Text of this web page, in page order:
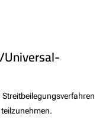
Universal­